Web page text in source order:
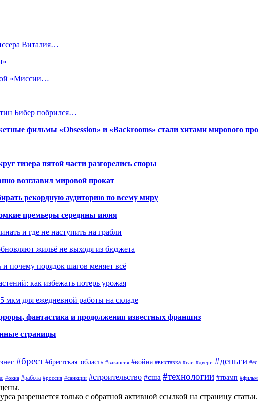
Виталия…
«Миссии…
Бибер побрился…
фильмы «Obsession» и «Backrooms» стали хитами мирового
тизера пятой части разгорелись споры
возглавил мировой прокат
рекордную аудиторию по всему миру
премьеры середины июня
и где не наступить на грабли
жильё не выходя из бюджета
и почему порядок шагов меняет всё
как избежать потерь урожая
мкм для ежедневной работы на складе
фантастика и продолжения известных франшиз
страницы
#брест #брестская_область #вакансия #война #выставка #гаи #двери #деньги #ес
#окна #работа #россия #санкции #строительство #сша #технологии #трамп #фильм
разрешается только с обратной активной ссылкой на страницу статьи.